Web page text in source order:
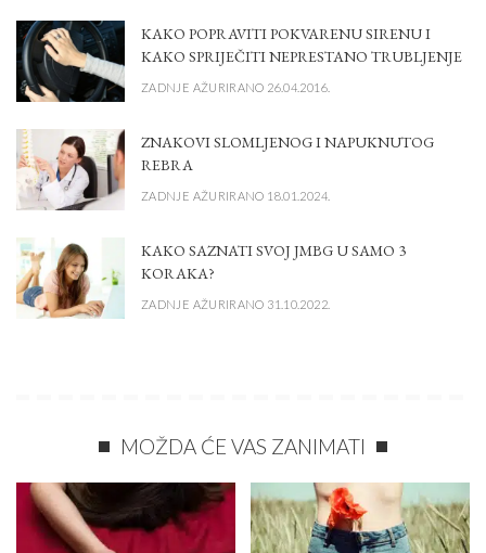
KAKO POPRAVITI POKVARENU SIRENU I
KAKO SPRIJEČITI NEPRESTANO TRUBLJENJE
ZADNJE AŽURIRANO 26.04.2016.
ZNAKOVI SLOMLJENOG I NAPUKNUTOG
REBRA
ZADNJE AŽURIRANO 18.01.2024.
KAKO SAZNATI SVOJ JMBG U SAMO 3
KORAKA?
ZADNJE AŽURIRANO 31.10.2022.
MOŽDA ĆE VAS ZANIMATI